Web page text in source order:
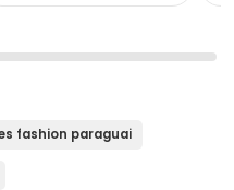
fashion paraguai